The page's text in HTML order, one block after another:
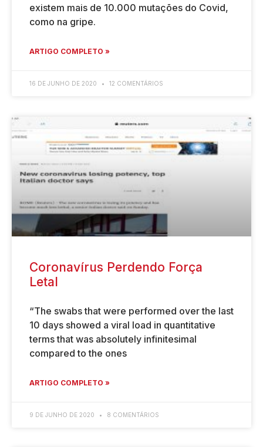
existem mais de 10.000 mutações do Covid,
como na gripe.
ARTIGO COMPLETO »
16 DE JUNHO DE 2020 12 COMENTÁRIOS
Coronavírus Perdendo Força
Letal
“The swabs that were performed over the last
10 days showed a viral load in quantitative
terms that was absolutely infinitesimal
compared to the ones
ARTIGO COMPLETO »
9 DE JUNHO DE 2020 8 COMENTÁRIOS